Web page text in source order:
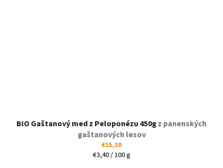
BIO Gaštanový med z Peloponézu 450gz panenských
gaštanových lesov
€15,30
Jednotková
€3,40 / 100 g